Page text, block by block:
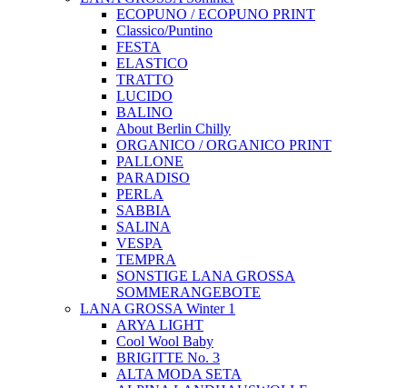
ECOPUNO / ECOPUNO PRINT
Classico/Puntino
FESTA
ELASTICO
TRATTO
LUCIDO
BALINO
About Berlin Chilly
ORGANICO / ORGANICO PRINT
PALLONE
PARADISO
PERLA
SABBIA
SALINA
VESPA
TEMPRA
SONSTIGE LANA GROSSA
SOMMERANGEBOTE
LANA GROSSA Winter 1
ARYA LIGHT
Cool Wool Baby
BRIGITTE No. 3
ALTA MODA SETA